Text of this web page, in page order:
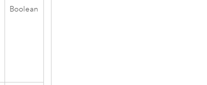
Boolean